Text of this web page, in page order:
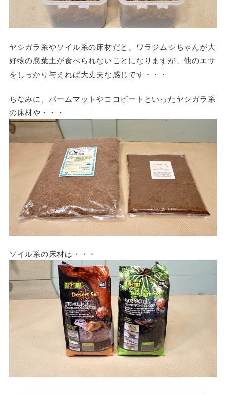
ヤシガラ系やソイル系の床材だと、ワラジムシちゃんが大
好物の腐葉土が食べられないことになりますが、他のエサ
をしっかり与えれば大丈夫な感じです・・・
ちなみに、パームマットやココピートといったヤシガラ系
の床材や・・・
ソイル系の床材は・・・